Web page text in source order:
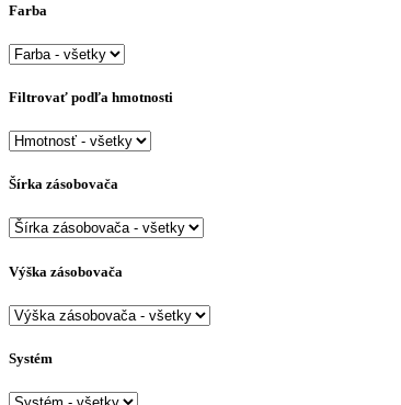
Farba
Filtrovať podľa hmotnosti
Šírka zásobovača
Výška zásobovača
Systém